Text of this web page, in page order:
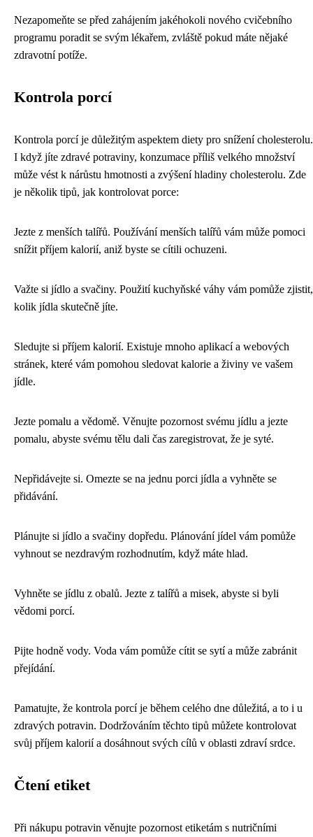
Nezapomeňte se před zahájením jakéhokoli nového cvičebního
programu poradit se svým lékařem, zvláště pokud máte nějaké
zdravotní potíže.
Kontrola porcí
Kontrola porcí je důležitým aspektem diety pro snížení cholesterolu.
I když jíte zdravé potraviny, konzumace příliš velkého množství
může vést k nárůstu hmotnosti a zvýšení hladiny cholesterolu. Zde
je několik tipů, jak kontrolovat porce:
Jezte z menších talířů. Používání menších talířů vám může pomoci
snížit příjem kalorií, aniž byste se cítili ochuzeni.
Važte si jídlo a svačiny. Použití kuchyňské váhy vám pomůže zjistit,
kolik jídla skutečně jíte.
Sledujte si příjem kalorií. Existuje mnoho aplikací a webových
stránek, které vám pomohou sledovat kalorie a živiny ve vašem
jídle.
Jezte pomalu a vědomě. Věnujte pozornost svému jídlu a jezte
pomalu, abyste svému tělu dali čas zaregistrovat, že je syté.
Nepřidávejte si. Omezte se na jednu porci jídla a vyhněte se
přidávání.
Plánujte si jídlo a svačiny dopředu. Plánování jídel vám pomůže
vyhnout se nezdravým rozhodnutím, když máte hlad.
Vyhněte se jídlu z obalů. Jezte z talířů a misek, abyste si byli
vědomi porcí.
Pijte hodně vody. Voda vám pomůže cítit se sytí a může zabránit
přejídání.
Pamatujte, že kontrola porcí je během celého dne důležitá, a to i u
zdravých potravin. Dodržováním těchto tipů můžete kontrolovat
svůj příjem kalorií a dosáhnout svých cílů v oblasti zdraví srdce.
Čtení etiket
Při nákupu potravin věnujte pozornost etiketám s nutričními